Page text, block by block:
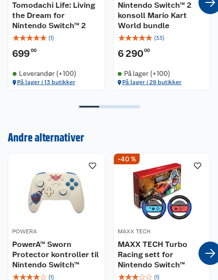
Tomodachi Life: Living
the Dream for
Nintendo Switch™ 2
☆☆☆☆☆ (1)
69900
Leverandør (+100)
På lager i 13 butikker
Nintendo Switch™ 2
konsoll Mario Kart
World bundle
☆☆☆☆☆ (33)
6 290 00
På lager (+100)
På lager i 29 butikker
Andre alternativer
POWERA
PowerA™ Sworn
Protector kontroller til
Nintendo Switch™
☆☆☆☆☆ (1)
-40 %
MAXX TECH
MAXX TECH Turbo
Racing sett for
Nintendo Switch™
☆☆☆☆☆ (1)
Nyheter
Våre butikker
Våre merkevarer
Coop kjeder
Kundeservice
Angre- og returrett
Reklamasjon og garanti
Ofte stilte spørsmål
Betalingsalternativer